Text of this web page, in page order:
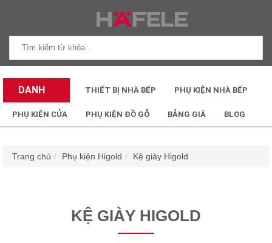
DANH
MỤC SẢN
THIẾT BỊ NHÀ BẾP PHỤ KIỆN NHÀ BẾP
PHỤ KIỆN CỬA PHỤ KIỆN ĐỒ GỖ BẢNG GIÁ BLOG
Trang chủ Phụ kiện Higold Kệ giày Higold
KỆ GIÀY HIGOLD